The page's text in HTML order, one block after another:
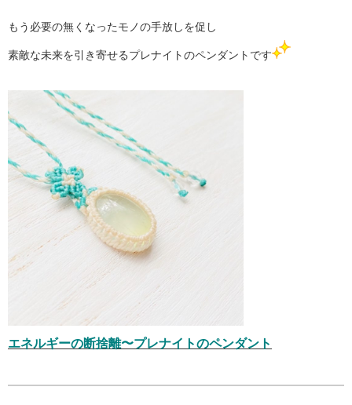
もう必要の無くなったモノの手放しを促し
素敵な未来を引き寄せるプレナイトのペンダントです
エネルギーの断捨離〜プレナイトのペンダント